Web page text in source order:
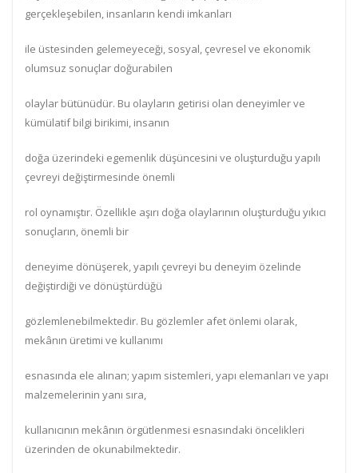
gerçekleşebilen, insanların kendi imkanları
ile üstesinden gelemeyeceği, sosyal, çevresel ve ekonomik
olumsuz sonuçlar doğurabilen
olaylar bütünüdür. Bu olayların getirisi olan deneyimler ve
kümülatif bilgi birikimi, insanın
doğa üzerindeki egemenlik düşüncesini ve oluşturduğu yapılı
çevreyi değiştirmesinde önemli
rol oynamıştır. Özellikle aşırı doğa olaylarının oluşturduğu yıkıcı
sonuçların, önemli bir
deneyime dönüşerek, yapılı çevreyi bu deneyim özelinde
değiştirdiği ve dönüştürdüğü
gözlemlenebilmektedir. Bu gözlemler afet önlemi olarak,
mekânın üretimi ve kullanımı
esnasında ele alınan; yapım sistemleri, yapı elemanları ve yapı
malzemelerinin yanı sıra,
kullanıcının mekânın örgütlenmesi esnasındaki öncelikleri
üzerinden de okunabilmektedir.